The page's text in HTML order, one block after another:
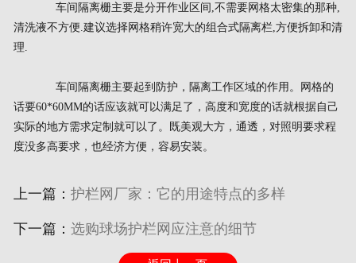
车间隔离栅主要是分开作业区间,不需要网格太密集的那种,
清洗液不方便.建议选择网格稍许宽大的组合式隔离栏,方便拆卸和清
理.
车间隔离栅主要起到防护，隔离工作区域的作用。网格的
话要60*60MM的话应该就可以满足了，高度和宽度的话就根据自己
实际的地方需求定制就可以了。既美观大方，通透，对照明要求程
度没多高要求，也经济方便，容易安装。
上一篇： 护栏网厂家：它的用途特点的多样
下一篇： 选购球场护栏网应注意的细节